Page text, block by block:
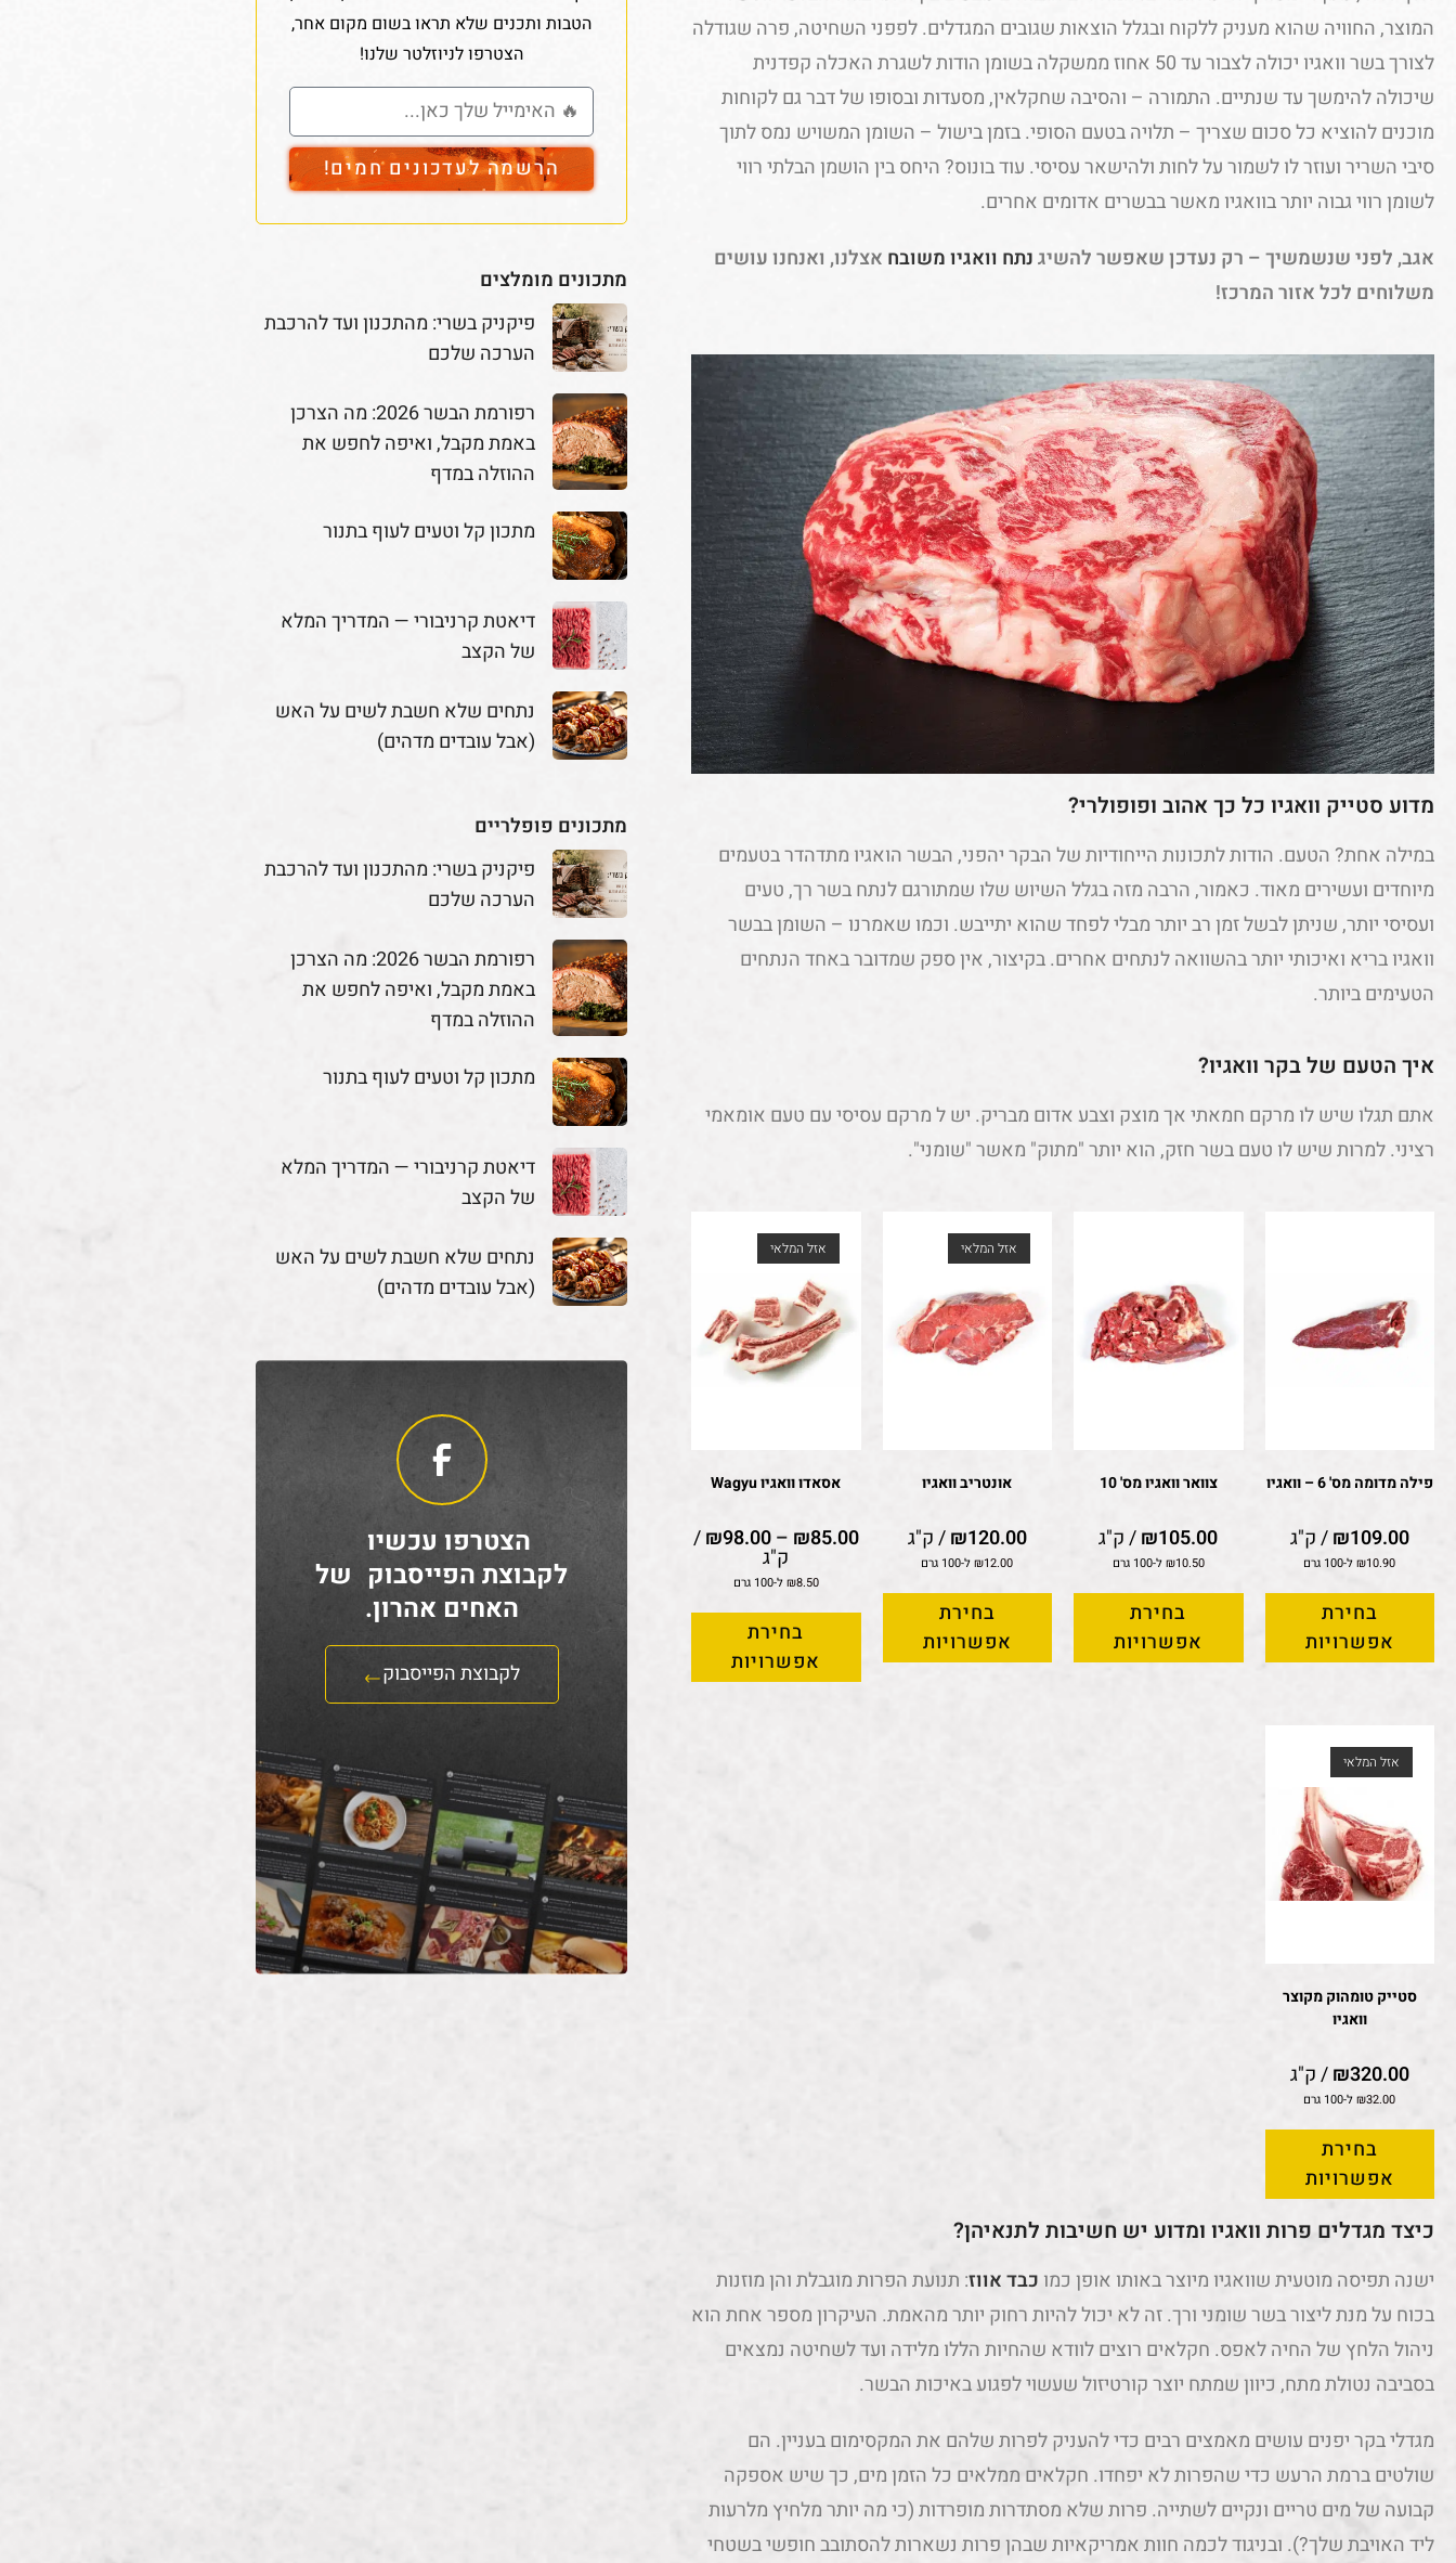
המוצר, החוויה שהוא מעניק ללקוח ובגלל הוצאות שגובים המגדלים. לפפני השחיטה, פרה שגודלה
לצורך בשר וואגיו יכולה לצבור עד 50 אחוז ממשקלה בשומן הודות לשגרת האכלה קפדנית
שיכולה להימשך עד שנתיים. התמורה – והסיבה שחקלאין, מסעדות ובסופו של דבר גם לקוחות
מוכנים להוציא כל סכום שצריך – תלויה בטעם הסופי. בזמן בישול – השומן המשויש נמס לתוך
סיבי השריר ועוזר לו לשמור על לחות ולהישאר עסיסי. עוד בונוס? היחס בין הושמן הבלתי רווי
לשומן רווי גבוה יותר בוואגיו מאשר בבשרים אדומים אחרים.
אגב, לפני שנשמשיך – רק נעדכן שאפשר להשיגנתח וואגיו משובח אצלנו, ואנחנו עושים
משלוחים לכל אזור המרכז!
מדוע סטייק וואגיו כל כך אהוב ופופולרי?
במילה אחת? הטעם. הודות לתכונות הייחודיות של הבקר יהפני, הבשר הואגיו מתדהדר בטעמים
מיוחדים ועשירים מאוד. כאמור, הרבה מזה בגלל השיוש שלו שמתורגם לנתח בשר רך, טעים
ועסיסי יותר, שניתן לבשל זמן רב יותר מבלי לפחד שהוא יתייבש. וכמו שאמרנו – השומן בבשר
וואגיו בריא ואיכותי יותר בהשוואה לנתחים אחרים. בקיצור, אין ספק שמדובר באחד הנתחים
הטעימים ביותר.
איך הטעם של בקר וואגיו?
אתם תגלו שיש לו מרקם חמאתי אך מוצק וצבע אדום מבריק. יש ל מרקם עסיסי עם טעם אומאמי
רציני. למרות שיש לו טעם בשר חזק, הוא יותר "מתוק" מאשר "שומני".
פילה מדומה מס' 6 – וואגיו
₪109.00 / ק"ג
₪10.90 ל-100 גרם
בחירת
אפשרויות
צוואר וואגיו מס' 10
₪105.00 / ק"ג
₪10.50 ל-100 גרם
בחירת
אפשרויות
אזל המלאי
אונטריב וואגיו
₪120.00 / ק"ג
₪12.00 ל-100 גרם
בחירת
אפשרויות
אזל המלאי
אסאדו וואגיו Wagyu
₪85.00
–
₪98.00
/
ק"ג
₪8.50 ל-100 גרם
בחירת
אפשרויות
אזל המלאי
סטייק טומהוק מקוצר
וואגיו
₪320.00 / ק"ג
₪32.00 ל-100 גרם
בחירת
אפשרויות
כיצד מגדלים פרות וואגיו ומדוע יש חשיבות לתנאיהן?
ישנה תפיסה מוטעית שוואגיו מיוצר באותו אופן כמו כבד אווז: תנועת הפרות מוגבלת והן מוזנות
בכוח על מנת ליצור בשר שומני ורך. זה לא יכול להיות רחוק יותר מהאמת. העיקרון מספר אחת הוא
ניהול הלחץ של החיה לאפס. חקלאים רוצים לוודא שהחיות הללו מלידה ועד לשחיטה נמצאים
בסביבה נטולת מתח, כיוון שמתח יוצר קורטיזול שעשוי לפגוע באיכות הבשר.
מגדלי בקר יפנים עושים מאמצים רבים כדי להעניק לפרות שלהם את המקסימום בעניין. הם
שולטים ברמת הרעש כדי שהפרות לא יפחדו. חקלאים ממלאים כל הזמן מים, כך שיש אספקה ​​
קבועה של מים טריים ונקיים לשתייה. פרות שלא מסתדרות מופרדות (כי מה יותר מלחיץ מלרעות
ליד האויבת שלך?). ובניגוד לכמה חוות אמריקאיות שבהן פרות נשארות להסתובב חופשי בשטחי
הטבות ותכנים שלא תראו בשום מקום אחר,
הצטרפו לניוזלטר שלנו!
הרשמה לעדכונים חמים!
מתכונים מומלצים
פיקניק בשרי: מהתכנון ועד להרכבת
הערכה שלכם
רפורמת הבשר 2026: מה הצרכן
באמת מקבל, ואיפה לחפש את
ההוזלה במדף
מתכון קל וטעים לעוף בתנור
דיאטת קרניבורי — המדריך המלא
של הקצב
נתחים שלא חשבת לשים על האש
(אבל עובדים מדהים)
מתכונים פופלריים
פיקניק בשרי: מהתכנון ועד להרכבת
הערכה שלכם
רפורמת הבשר 2026: מה הצרכן
באמת מקבל, ואיפה לחפש את
ההוזלה במדף
מתכון קל וטעים לעוף בתנור
דיאטת קרניבורי — המדריך המלא
של הקצב
נתחים שלא חשבת לשים על האש
(אבל עובדים מדהים)
הצטרפו עכשיו
לקבוצת הפייסבוק של
האחים אהרון.
לקבוצת הפייסבוק